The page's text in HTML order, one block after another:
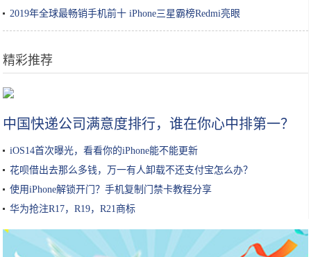
2019年全球最畅销手机前十 iPhone三星霸榜Redmi亮眼
精彩推荐
中国快递公司满意度排行，谁在你心中排第一？
iOS14首次曝光，看看你的iPhone能不能更新
花呗借出去那么多钱，万一有人卸载不还支付宝怎么办？
使用iPhone解锁开门？手机复制门禁卡教程分享
华为抢注R17，R19，R21商标